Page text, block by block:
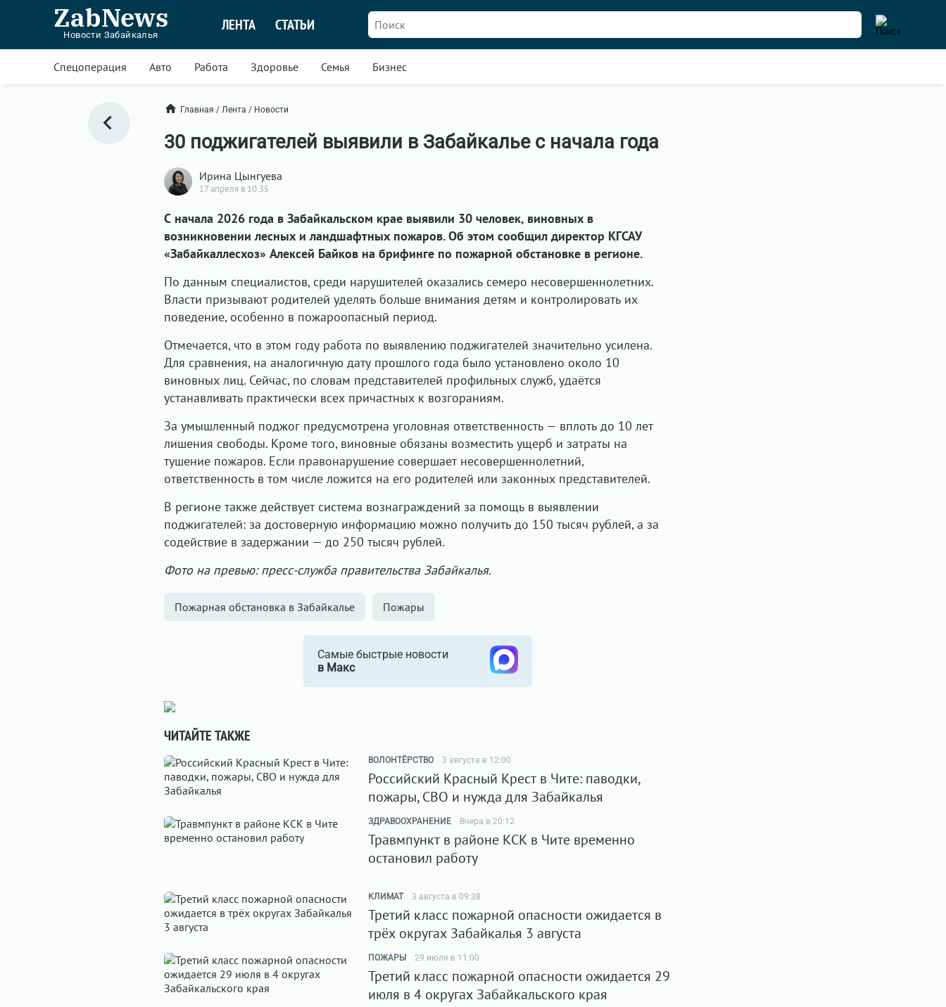
ZabNews
Новости Забайкалья
ЛЕНТА СТАТЬИ
Спецоперация Авто Работа Здоровье Семья Бизнес
Главная / Лента / Новости
30 поджигателей выявили в Забайкалье с начала года
Ирина Цынгуева
17 апреля в 10:35
С начала 2026 года в Забайкальском крае выявили 30 человек, виновных в
возникновении лесных и ландшафтных пожаров. Об этом сообщил директор КГСАУ
«Забайкаллесхоз» Алексей Байков на брифинге по пожарной обстановке в регионе.
По данным специалистов, среди нарушителей оказались семеро несовершеннолетних.
Власти призывают родителей уделять больше внимания детям и контролировать их
поведение, особенно в пожароопасный период.
Отмечается, что в этом году работа по выявлению поджигателей значительно усилена.
Для сравнения, на аналогичную дату прошлого года было установлено около 10
виновных лиц. Сейчас, по словам представителей профильных служб, удаётся
устанавливать практически всех причастных к возгораниям.
За умышленный поджог предусмотрена уголовная ответственность — вплоть до 10 лет
лишения свободы. Кроме того, виновные обязаны возместить ущерб и затраты на
тушение пожаров. Если правонарушение совершает несовершеннолетний,
ответственность в том числе ложится на его родителей или законных представителей.
В регионе также действует система вознаграждений за помощь в выявлении
поджигателей: за достоверную информацию можно получить до 150 тысяч рублей, а за
содействие в задержании — до 250 тысяч рублей.
Фото на превью: пресс-служба правительства Забайкалья.
Пожарная обстановка в Забайкалье Пожары
Самые быстрые новости
в Макс
ЧИТАЙТЕ ТАКЖЕ
ВОЛОНТЁРСТВО 3 августа в 12:00
Российский Красный Крест в Чите: паводки,
пожары, СВО и нужда для Забайкалья
ЗДРАВООХРАНЕНИЕ Вчера в 20:12
Травмпункт в районе КСК в Чите временно
остановил работу
КЛИМАТ 3 августа в 09:38
Третий класс пожарной опасности ожидается в
трёх округах Забайкалья 3 августа
ПОЖАРЫ 29 июля в 11:00
Третий класс пожарной опасности ожидается 29
июля в 4 округах Забайкальского края